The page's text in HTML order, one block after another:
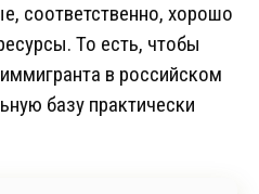
соответственно, хорошо
То есть, чтобы
в российском
базу практически